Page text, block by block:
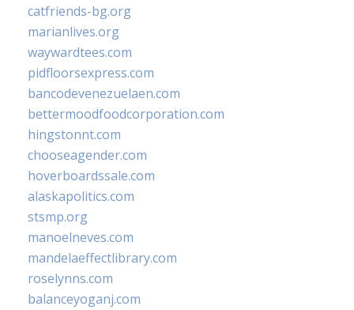
catfriends-bg.org
marianlives.org
waywardtees.com
pidfloorsexpress.com
bancodevenezuelaen.com
bettermoodfoodcorporation.com
hingstonnt.com
chooseagender.com
hoverboardssale.com
alaskapolitics.com
stsmp.org
manoelneves.com
mandelaeffectlibrary.com
roselynns.com
balanceyoganj.com